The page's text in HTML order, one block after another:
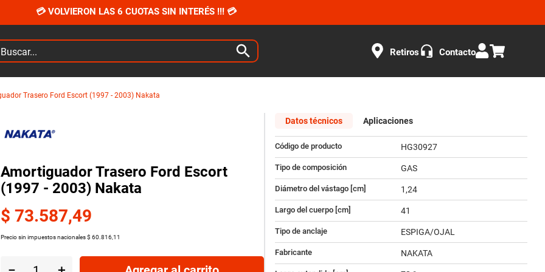
💳 VOLVIERON LAS 6 CUOTAS SIN INTERÉS !!! 💳
Retiros Contacto
Trasero Ford Escort (1997 - 2003) Nakata
Amortiguador Trasero Ford Escort
(1997 - 2003) Nakata
$ 73.587,49
Precio sin impuestos nacionales$ 60 816 11
Datos técnicos Aplicaciones
Código de producto HG30927
Tipo de composición GAS
Diámetro del vástago [cm] 1,24
Largo del cuerpo [cm] 41
Tipo de anclaje ESPIGA/OJAL
Fabricante NAKATA